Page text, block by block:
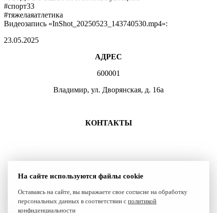
#спорт33
#тяжелаяатлетика
Видеозапись «InShot_20250523_143740530.mp4»:
23.05.2025
АДРЕС
600001
Владимир, ул. Дворянская, д. 16а
КОНТАКТЫ
atlet@sport.gov33.ru
Сайт создан компанией Reset
На сайте используются файлы cookie
Оставаясь на сайте, вы выражаете свое согласие на обработку
персональных данных в соответствии с политикой
конфиденциальности